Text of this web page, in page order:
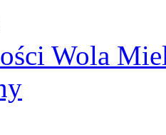
Wola